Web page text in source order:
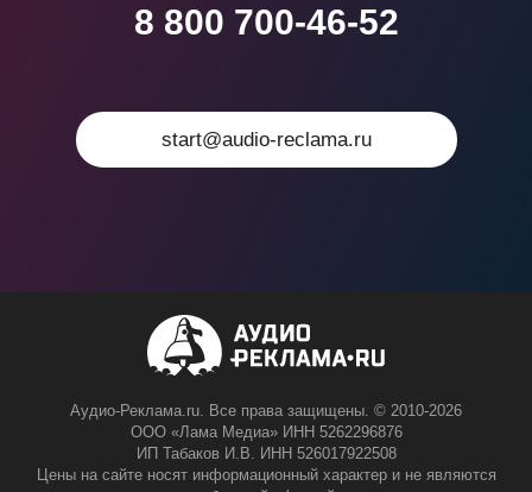
8 800 700-46-52
start@audio-reclama.ru
Аудио-Реклама.ru. Все права защищены. © 2010-2026
ООО «Лама Медиа» ИНН 5262296876
ИП Табаков И.В. ИНН 526017922508
Цены на сайте носят информационный характер и не являются